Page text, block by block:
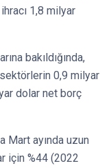
1,8 milyar
bakıldığında,
0,9 milyar
dolar net borç
Mart ayında uzun
için %44 (2022